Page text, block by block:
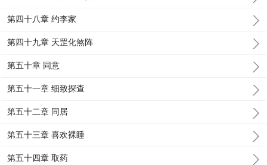
第四十八章 约李家
第四十九章 天罡化煞阵
第五十章 同意
第五十一章 细致探查
第五十二章 同居
第五十三章 喜欢裸睡
第五十四章 取药